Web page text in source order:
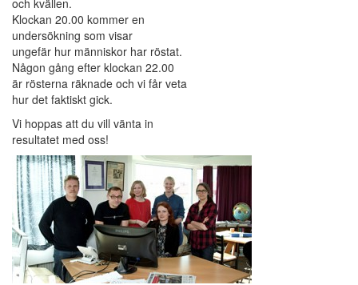
och kvällen.
Klockan 20.00 kommer en
undersökning som visar
ungefär hur människor har röstat.
Någon gång efter klockan 22.00
är rösterna räknade och vi får veta
hur det faktiskt gick.
Vi hoppas att du vill vänta in
resultatet med oss!